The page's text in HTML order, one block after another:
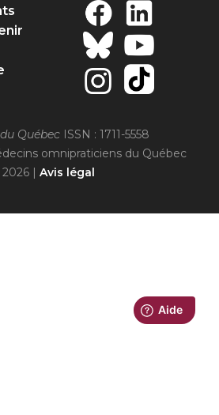
Québec ISSN : 1711-5558
omnipraticiens du Québec
| Avis légal